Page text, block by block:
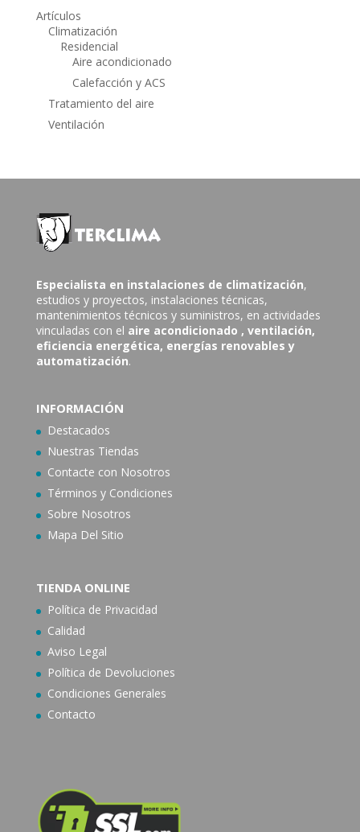
Artículos
Climatización
Residencial
Aire acondicionado
Calefacción y ACS
Tratamiento del aire
Ventilación
Especialista en instalaciones de climatización,
estudios y proyectos, instalaciones técnicas,
mantenimientos técnicos y suministros, en actividades
vinculadas con el aire acondicionado , ventilación,
eficiencia energética, energías renovables y
automatización.
INFORMACIÓN
Destacados
Nuestras Tiendas
Contacte con Nosotros
Términos y Condiciones
Sobre Nosotros
Mapa Del Sitio
TIENDA ONLINE
Política de Privacidad
Calidad
Aviso Legal
Política de Devoluciones
Condiciones Generales
Contacto